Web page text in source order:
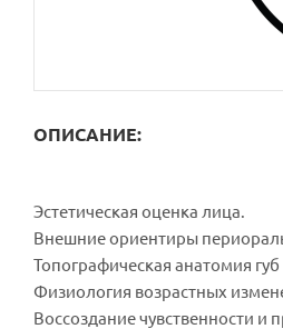
ОПИСАНИЕ:
Эстетическая оценка лица.
Внешние ориентиры
Топографическая анатомия
Физиология возрастных
Воссоздание чувственности и